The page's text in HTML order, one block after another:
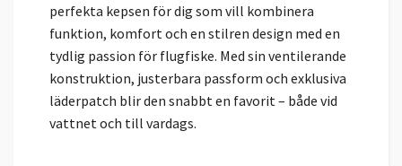
perfekta kepsen för dig som vill kombinera
funktion, komfort och en stilren design med en
tydlig passion för flugfiske. Med sin ventilerande
konstruktion, justerbara passform och exklusiva
läderpatch blir den snabbt en favorit – både vid
vattnet och till vardags.